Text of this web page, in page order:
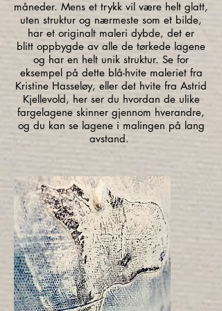
måneder. Mens et trykk vil være helt glatt,
uten struktur og nærmeste som et bilde,
har et originalt maleri dybde, det er
blitt oppbygde av alle de tørkede lagene
og har en helt unik struktur. Se for
eksempel på dette blå-hvite maleriet fra
Kristine Hasseløy, eller det hvite fra Astrid
Kjellevold, her ser du hvordan de ulike
fargelagene skinner gjennom hverandre,
og du kan se lagene i malingen på lang
avstand.